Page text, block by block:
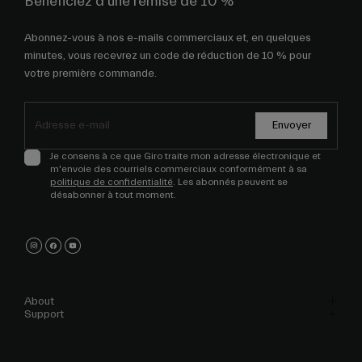
Abonnez-vous à nos e-mails commerciaux et, en quelques
minutes, vous recevrez un code de réduction de 10 % pour
votre première commande.
Envoyer
Je consens à ce que Giro traite mon adresse électronique et
m'envoie des courriels commerciaux conformément à sa
politique de confidentialité. Les abonnés peuvent se
désabonner à tout moment.
About
Support